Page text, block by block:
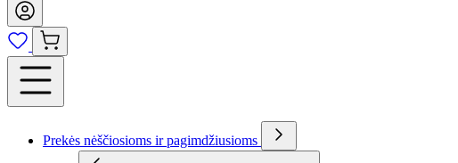
Prekės nėščiosioms ir pagimdžiusioms